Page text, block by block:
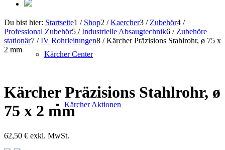
Kärcher Center
Kärcher Aktionen
Du bist hier: Startseite1 / Shop2 / Kaercher3 / Zubehör4 /
Professional Zubehör5 / Industrielle Absaugtechnik6 / Zubehöre
stationär7 / IV Rohrleitungen8 / Kärcher Präzisions Stahlrohr, ø 75 x
2 mm
Kärcher Präzisions Stahlrohr, ø
75 x 2 mm
62,50 € exkl. MwSt.